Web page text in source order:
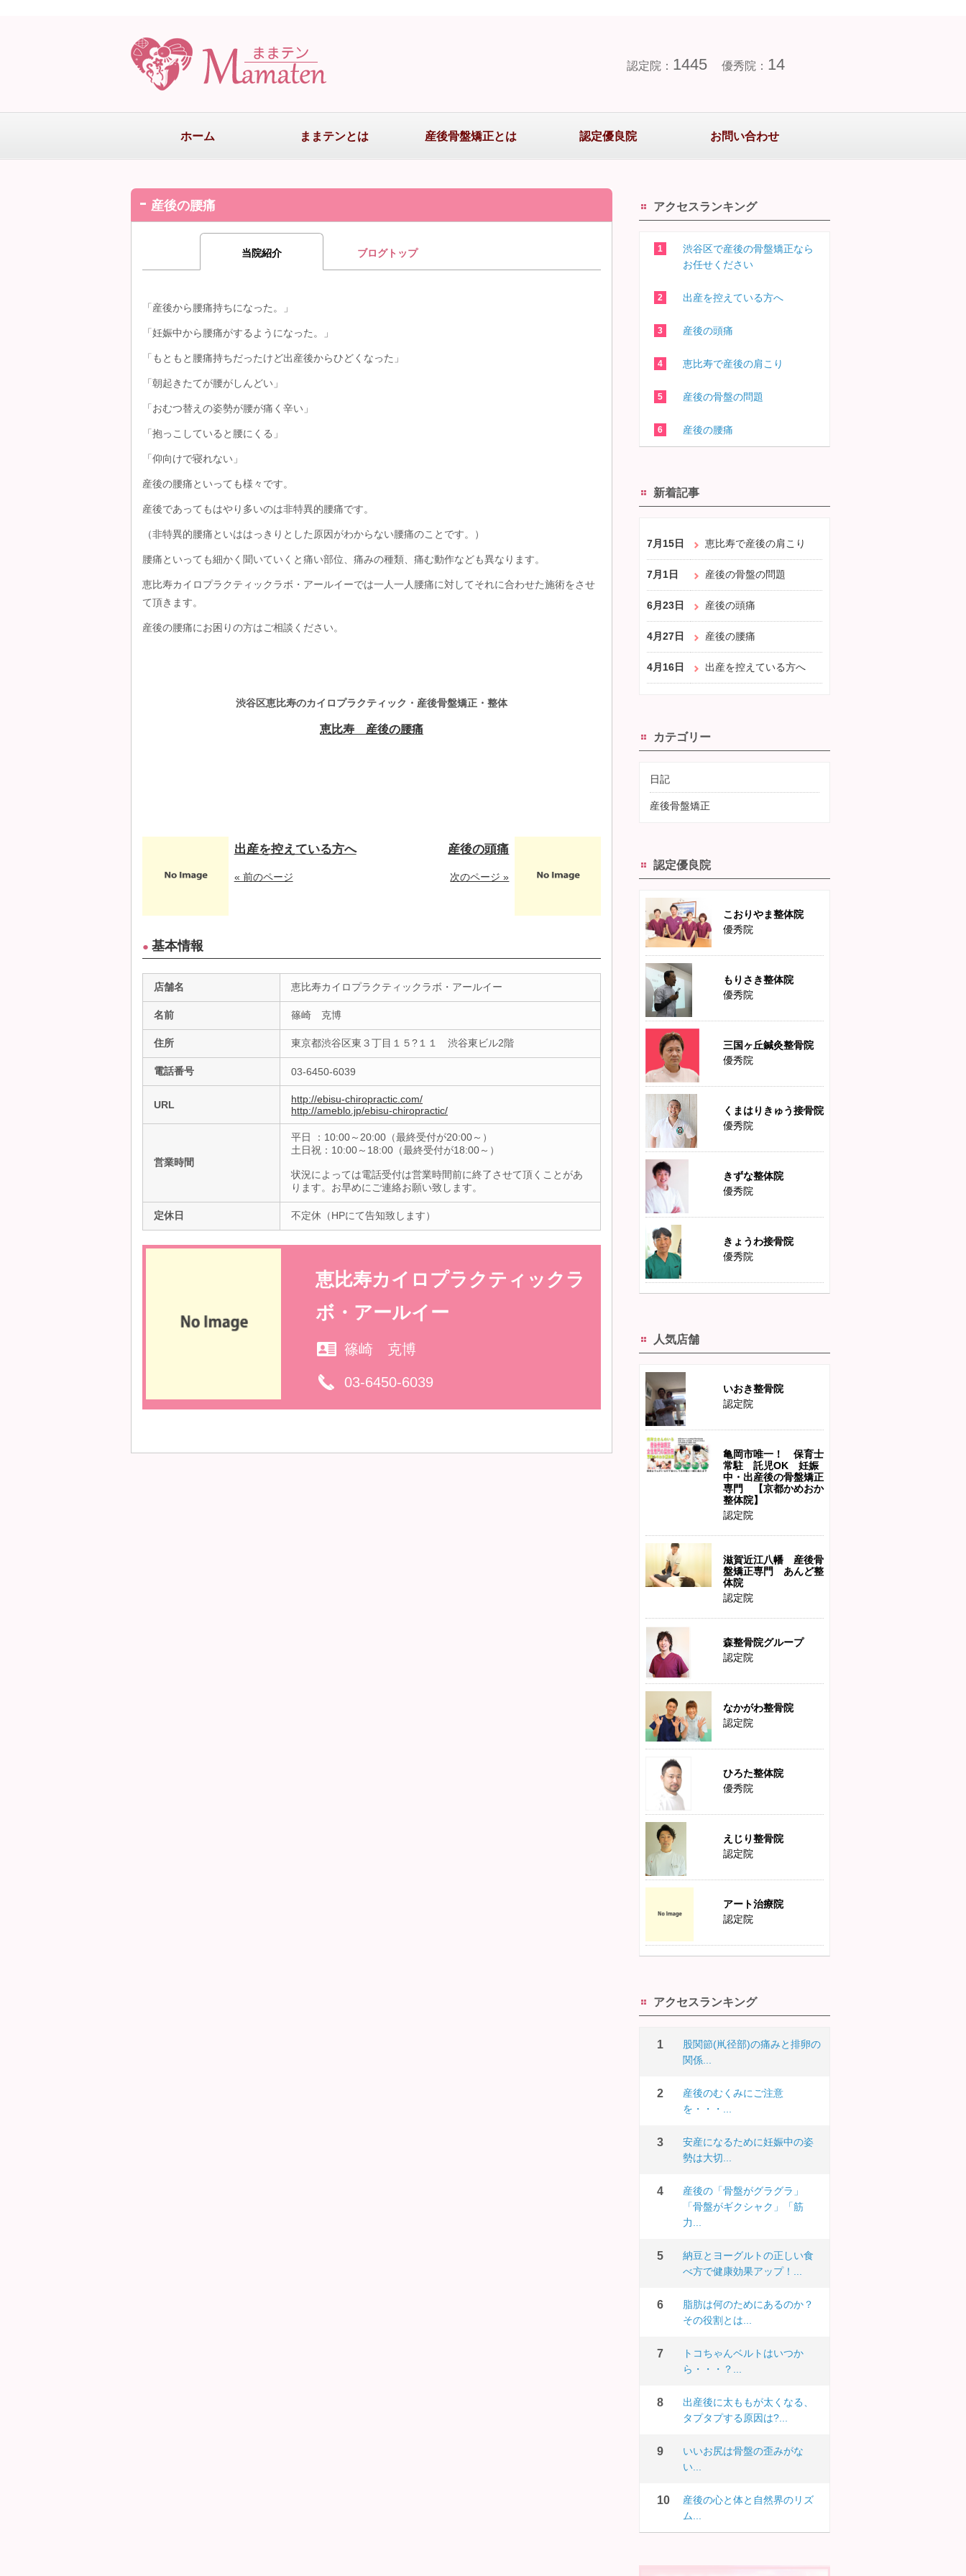
認定院： 1445 優秀院： 14
ホーム ままテンとは 産後骨盤矯正とは 認定優良院 お問い合わせ
産後の腰痛
当院紹介 ブログトップ
「産後から腰痛持ちになった。」
「妊娠中から腰痛がするようになった。」
「もともと腰痛持ちだったけど出産後からひどくなった」
「朝起きたてが腰がしんどい」
「おむつ替えの姿勢が腰が痛く辛い」
「抱っこしていると腰にくる」
「仰向けで寝れない」
産後の腰痛といっても様々です。
産後であってもはやり多いのは非特異的腰痛です。
（非特異的腰痛といははっきりとした原因がわからない腰痛のことです。）
腰痛といっても細かく聞いていくと痛い部位、痛みの種類、痛む動作なども異なります。
恵比寿カイロプラクティックラボ・アールイーでは一人一人腰痛に対してそれに合わせた施術をさせ
て頂きます。
産後の腰痛にお困りの方はご相談ください。
渋谷区恵比寿のカイロプラクティック・産後骨盤矯正・整体
恵比寿 産後の腰痛
出産を控えている方へ
« 前のページ
産後の頭痛
次のページ »
● 基本情報
店舗名 恵比寿カイロプラクティックラボ・アールイー
名前 篠崎 克博
住所 東京都渋谷区東３丁目１５?１１ 渋谷東ビル2階
電話番号 03-6450-6039
URL
http://ebisu-chiropractic.com/
http://ameblo.jp/ebisu-chiropractic/
営業時間
平日 ：10:00～20:00（最終受付が20:00～）
土日祝：10:00～18:00（最終受付が18:00～）
状況によっては電話受付は営業時間前に終了させて頂くことがあ
ります。お早めにご連絡お願い致します。
定休日 不定休（HPにて告知致します）
恵比寿カイロプラクティックラ
ボ・アールイー
篠崎 克博
03-6450-6039
アクセスランキング
渋谷区で産後の骨盤矯正なら
お任せください
出産を控えている方へ
産後の頭痛
恵比寿で産後の肩こり
産後の骨盤の問題
産後の腰痛
新着記事
7月15日 恵比寿で産後の肩こり
7月1日 産後の骨盤の問題
6月23日 産後の頭痛
4月27日 産後の腰痛
4月16日 出産を控えている方へ
カテゴリー
日記
産後骨盤矯正
認定優良院
こおりやま整体院
優秀院
もりさき整体院
優秀院
三国ヶ丘鍼灸整骨院
優秀院
くまはりきゅう接骨院
優秀院
きずな整体院
優秀院
きょうわ接骨院
優秀院
人気店舗
いおき整骨院
認定院
亀岡市唯一！ 保育士
常駐 託児OK 妊娠
中・出産後の骨盤矯正
専門 【京都かめおか
整体院】
認定院
滋賀近江八幡 産後骨
盤矯正専門 あんど整
体院
認定院
森整骨院グループ
認定院
なかがわ整骨院
認定院
ひろた整体院
優秀院
えじり整骨院
認定院
アート治療院
認定院
アクセスランキング
股関節(鼡径部)の痛みと排卵の
関係...
産後のむくみにご注意
を・・・...
安産になるために妊娠中の姿
勢は大切...
産後の「骨盤がグラグラ」
「骨盤がギクシャク」「筋
力...
納豆とヨーグルトの正しい食
べ方で健康効果アップ！...
脂肪は何のためにあるのか？
その役割とは...
トコちゃんベルトはいつか
ら・・・？...
出産後に太ももが太くなる、
タプタプする原因は?...
いいお尻は骨盤の歪みがな
い...
産後の心と体と自然界のリズ
ム...